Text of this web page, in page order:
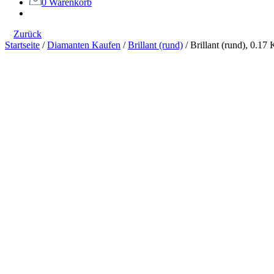
Zurück
Startseite /Diamanten Kaufen /Brillant (rund) /Brillant (rund), 0.17